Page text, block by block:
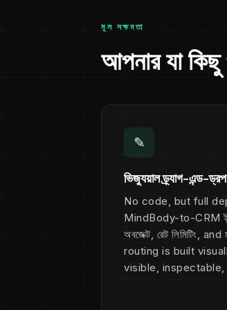
মূল সক্ষমতা
আপনার যা
✎
ভিজ্যুয়াল ড্র্যাগ-এন্ড-ড্রপ
No code, but full
MindBody-to-CRM
অবজেক্ট, রেট লিমিটিং, and
routing is built
visible,